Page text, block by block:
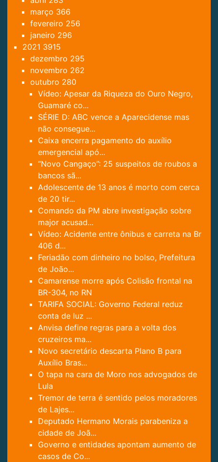
março 366
fevereiro 256
janeiro 296
2021 3915
dezembro 295
novembro 262
outubro 280
Vídeo: Apesar da Riqueza do Ouro Negro,
Guamaré co...
SÉRIE D: ABC vence a Aparecidense mas
não consegue...
Caixa encerra pagamento do auxílio
emergencial apó...
“Novo Cangaço”: 25 suspeitos de roubos a
bancos sã...
Adolescente de 13 anos é morto com cerca
de 20 tir...
Comando da PM abre investigação sobre
major acusad...
Vídeo: Acidente entre ônibus e carreta na Br
406 d...
Feriadão com dinheiro no bolso, Prefeitura
de João...
Camarense morre após Colisão frontal na
BR-304, no RN
TARIFA SOCIAL: Governo Federal reduz
conta de luz ...
Anvisa define regras para a volta dos
cruzeiros ma...
Novo secretário descarta Plano B para
Auxílio Bras...
O tapa na cara de Moro nos advogados de
Lula
Tremor de terra é sentido pelos moradores
de Lajes...
Deputado Hermano Morais parabeniza a
cidade de Joã...
Governo e entidades apontam aumento de
casos de Co...